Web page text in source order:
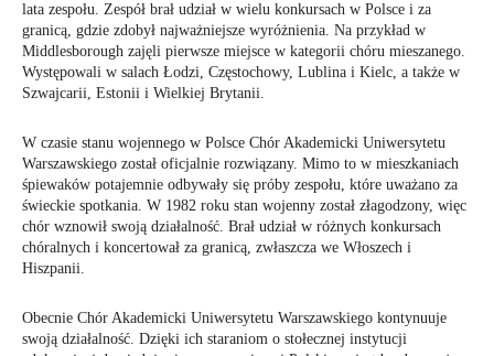
lata zespołu. Zespół brał udział w wielu konkursach w Polsce i za
granicą, gdzie zdobył najważniejsze wyróżnienia. Na przykład w
Middlesborough zajęli pierwsze miejsce w kategorii chóru mieszanego.
Występowali w salach Łodzi, Częstochowy, Lublina i Kielc, a także w
Szwajcarii, Estonii i Wielkiej Brytanii.
W czasie stanu wojennego w Polsce Chór Akademicki Uniwersytetu
Warszawskiego został oficjalnie rozwiązany. Mimo to w mieszkaniach
śpiewaków potajemnie odbywały się próby zespołu, które uważano za
świeckie spotkania. W 1982 roku stan wojenny został złagodzony, więc
chór wznowił swoją działalność. Brał udział w różnych konkursach
chóralnych i koncertował za granicą, zwłaszcza we Włoszech i
Hiszpanii.
Obecnie Chór Akademicki Uniwersytetu Warszawskiego kontynuuje
swoją działalność. Dzięki ich staraniom o stołecznej instytucji